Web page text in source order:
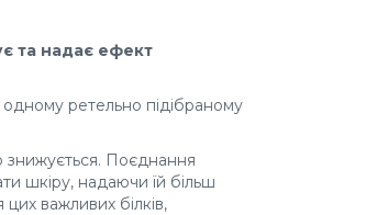
та надає ефект
ретельно підібраному
знижується. Поєднання
шкіру, надаючи їй більш
важливих білків,